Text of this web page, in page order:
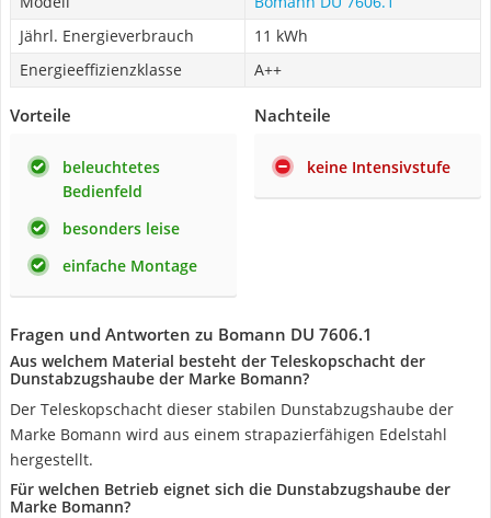
Jährl. Energieverbrauch
11 kWh
Energieeffizienzklasse
A++
Vorteile
beleuchtetes
Bedienfeld
besonders leise
einfache Montage
Nachteile
keine Intensivstufe
Fragen und Antworten zu Bomann DU 7606.1
Aus welchem Material besteht der Teleskopschacht der
Dunstabzugshaube der Marke Bomann?
Der Teleskopschacht dieser stabilen Dunstabzugshaube der
Marke Bomann wird aus einem strapazierfähigen Edelstahl
hergestellt.
Für welchen Betrieb eignet sich die Dunstabzugshaube der
Marke Bomann?